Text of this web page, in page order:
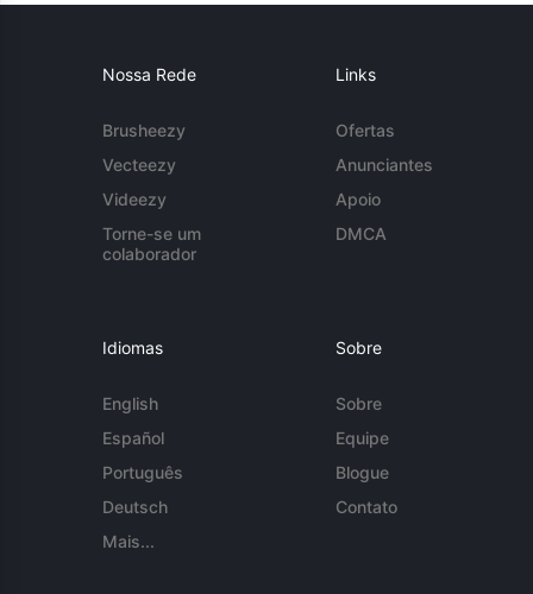
Nossa Rede
Brusheezy
Vecteezy
Videezy
Torne-se um
colaborador
Links
Ofertas
Anunciantes
Apoio
DMCA
Idiomas
English
Español
Português
Deutsch
Mais...
Sobre
Sobre
Equipe
Blogue
Contato